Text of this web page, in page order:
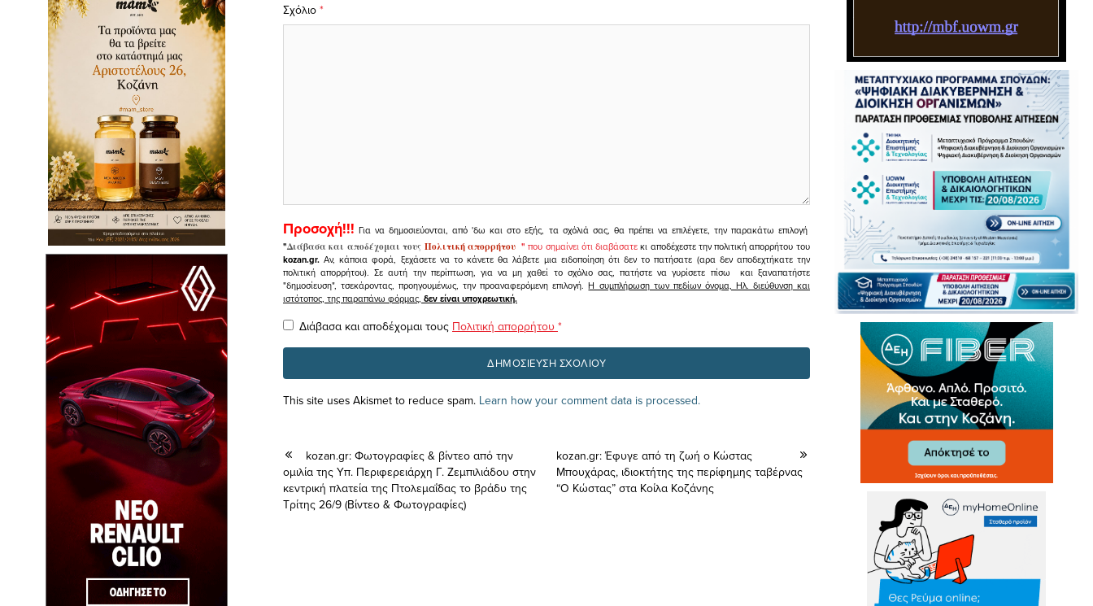
Σχόλιο *
Προσοχή!!! Για να δημοσιεύονται, από 'δω και στο εξής, τα σχόλιά σας, θα πρέπει να επιλέγετε, την παρακάτω επιλογή
"Διάβασα και αποδέχομαι τουςΠολιτική απορρήτου " που σημαίνει ότι διαβάσατεκι αποδέχεστε την πολιτική απορρήτου του
kozan.gr. Αν, κάποια φορά, ξεχάσετε να το κάνετε θα λάβετε μια ειδοποίηση ότι δεν το πατήσατε (αρα δεν αποδεχτήκατε την
πολιτική απορρήτου). Σε αυτή την περίπτωση, για να μη χαθεί το σχόλιο σας, πατήστε να γυρίσετε πίσω και ξαναπατήστε
"δημοσίευση", τσεκάροντας, προηγουμένως, την προαναφερόμενη επιλογή.Η συμπλήρωση των πεδίων όνομα, Ηλ. διεύθυνση και
ιστότοπος, της παραπάνω φόρμας, δεν είναι υποχρεωτική.
Διάβασα και αποδέχομαι τους Πολιτική απορρήτου *
This site uses Akismet to reduce spam. Learn how your comment data is processed.
kozan.gr: Φωτογραφίες & βίντεο από την
ομιλία της Υπ. Περιφερειάρχη Γ. Ζεμπιλιάδου στην
κεντρική πλατεία της Πτολεμαΐδας το βράδυ της
Τρίτης 26/9 (Βίντεο & Φωτογραφίες)
kozan.gr: Έφυγε από τη ζωή ο Κώστας
Μπουχάρας, ιδιοκτήτης της περίφημης ταβέρνας
“Ο Κώστας” στα Κοίλα Κοζάνης